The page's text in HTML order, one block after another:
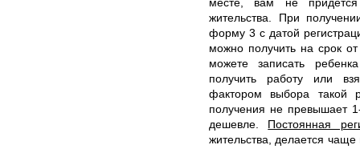
жительства. При
форму 3 с датой
можно получить на срок
можете записать
получить работу или
фактором выбора такой
получения не превышает
дешевле. Постоянная
жительства, делается